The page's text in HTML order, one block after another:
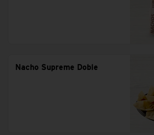
Nacho Supreme Doble